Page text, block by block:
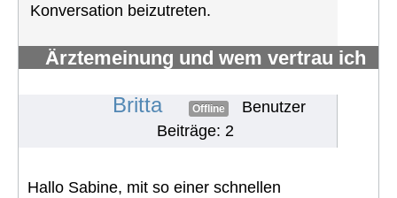
Konversation beizutreten.
Ärztemeinung und wem vertrau ich
Britta Offline
Benutzer
Beiträge: 2
Hallo Sabine, mit so einer schnellen